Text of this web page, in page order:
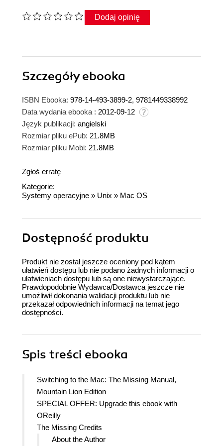
Dodaj opinię
Szczegółyebooka
ISBN Ebooka: 978-14-493-3899-2, 9781449338992
Data wydania ebooka : 2012-09-12
Język publikacji: angielski
Rozmiar pliku ePub: 21.8MB
Rozmiar pliku Mobi: 21.8MB
Zgłoś erratę
Kategorie:
Systemy operacyjne » Unix » Mac OS
Dostępność produktu
Produkt nie został jeszcze oceniony pod kątem
ułatwień dostępu lub nie podano żadnych informacji o
ułatwieniach dostępu lub są one niewystarczające.
Prawdopodobnie Wydawca/Dostawca jeszcze nie
umożliwił dokonania walidacji produktu lub nie
przekazał odpowiednich informacji na temat jego
dostępności.
Spis treści ebooka
Switching to the Mac: The Missing Manual,
Mountain Lion Edition
SPECIAL OFFER: Upgrade this ebook with
OReilly
The Missing Credits
About the Author